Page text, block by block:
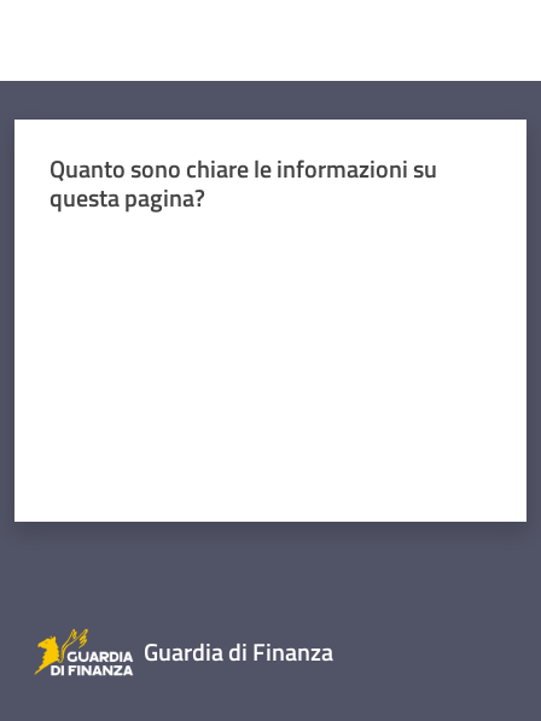
Quanto sono chiare le informazioni su
questa pagina?
Guardia di Finanza